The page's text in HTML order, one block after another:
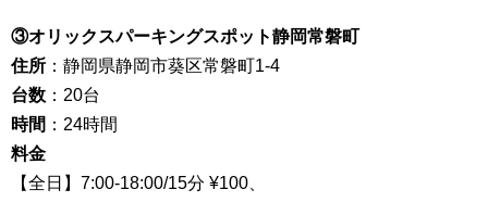
③オリックスパーキングスポット静岡常磐町
住所 ：静岡県静岡市葵区常磐町1-4
台数 ：20台
時間 ：24時間
料金
【全日】7:00-18:00/15分 ¥100、